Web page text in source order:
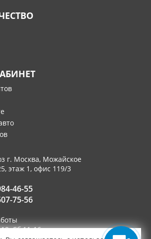
г. Москва, Можайское
этаж 1, офис 119/3
46-55
75-56
Сб 11-16